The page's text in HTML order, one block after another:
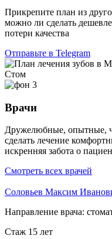
Прикрепите план из
можно ли сделать
потери качества
Отправьте в Telegram
Врачи
Дружелюбные, опытные,
сделать лечение
искренняя забота о
Смотреть всех врачей
Соловьев Максим
Направление врача:
Стаж 15 лет